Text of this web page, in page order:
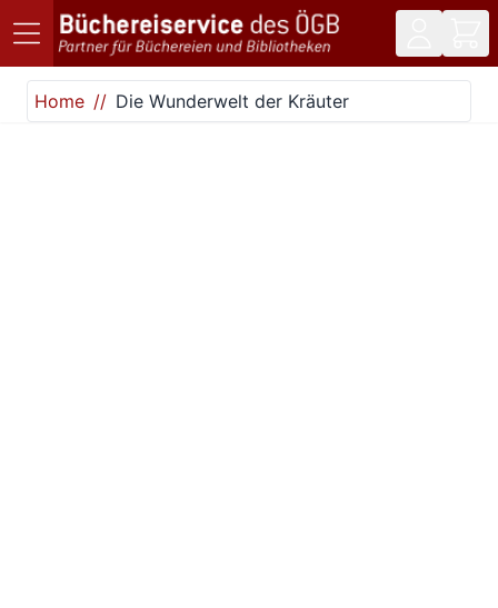
Direkt zum Inhalt
Home
Die Wunderwelt der Kräuter